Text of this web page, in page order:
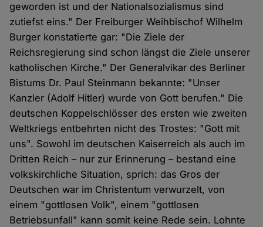
geworden ist und der Nationalsozialismus sind
zutiefst eins." Der Freiburger Weihbischof Wilhelm
Burger konstatierte gar: "Die Ziele der
Reichsregierung sind schon längst die Ziele unserer
katholischen Kirche." Der Generalvikar des Berliner
Bistums Dr. Paul Steinmann bekannte: "Unser
Kanzler (Adolf Hitler) wurde von Gott berufen." Die
deutschen Koppelschlösser des ersten wie zweiten
Weltkriegs entbehrten nicht des Trostes: "Gott mit
uns". Sowohl im deutschen Kaiserreich als auch im
Dritten Reich – nur zur Erinnerung – bestand eine
volkskirchliche Situation, sprich: das Gros der
Deutschen war im Christentum verwurzelt, von
einem "gottlosen Volk", einem "gottlosen
Betriebsunfall" kann somit keine Rede sein. Lohnte